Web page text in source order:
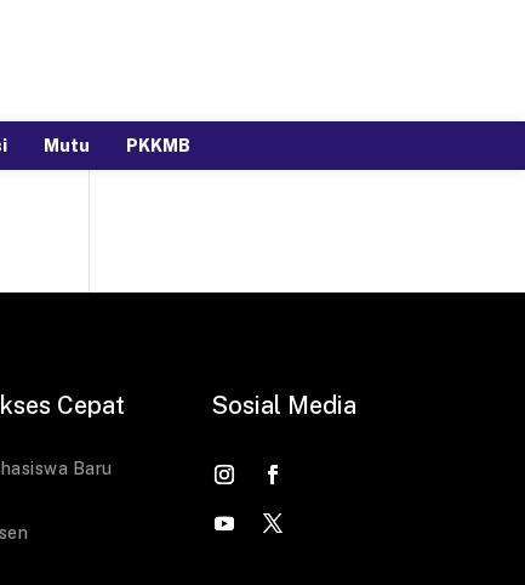
Mutu PKKMB
Cepat
Baru
Sosial Media